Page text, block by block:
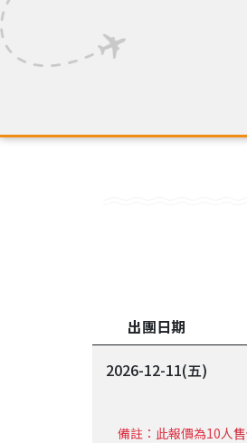
出團日期
2026-12-11(五)
備註：此報價為10人